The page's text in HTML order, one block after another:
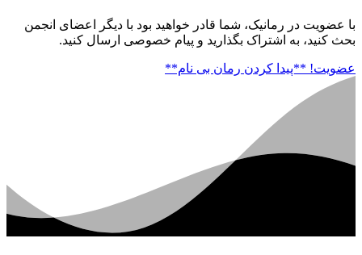
با عضویت در رمانیک، شما قادر خواهید بود با دیگر اعضای انجمن
بحث کنید، به اشتراک بگذارید و پیام خصوصی ارسال کنید.
عضویت! **پیدا کردن رمان بی نام**